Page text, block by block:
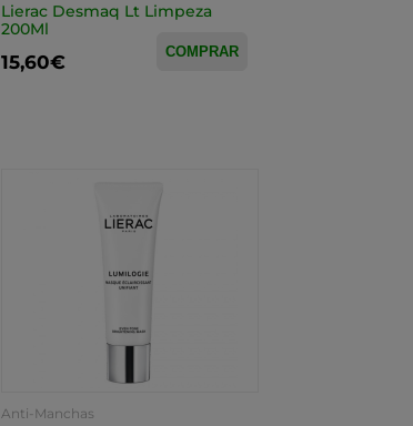
Lierac Desmaq Lt Limpeza
200Ml
15,60€ COMPRAR
Anti-Manchas